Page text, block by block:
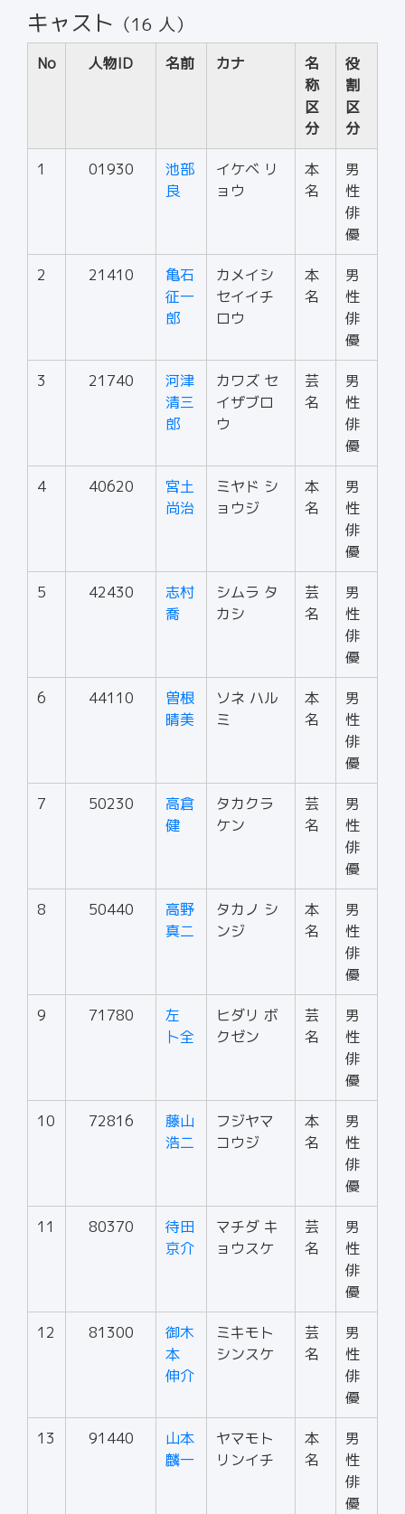
キャスト （16 人）
No 人物ID 名前 カナ
名
称
区
分
役
割
区
分
1 01930
池部
良
イケベ リ
ョウ
本
名
男
性
俳
優
2 21410
亀石
征一
郎
カメイシ
セイイチ
ロウ
本
名
男
性
俳
優
3 21740
河津
清三
郎
カワズ セ
イザブロ
ウ
芸
名
男
性
俳
優
4 40620
宮土
尚治
ミヤド シ
ョウジ
本
名
男
性
俳
優
5 42430
志村
喬
シムラ タ
カシ
芸
名
男
性
俳
優
6 44110
曽根
晴美
ソネ ハル
ミ
本
名
男
性
俳
優
7 50230
高倉
健
タカクラ
ケン
芸
名
男
性
俳
優
8 50440
高野
真二
タカノ シ
ンジ
本
名
男
性
俳
優
9 71780
左
卜全
ヒダリ ボ
クゼン
芸
名
男
性
俳
優
10 72816
藤山
浩二
フジヤマ
コウジ
本
名
男
性
俳
優
11 80370
待田
京介
マチダ キ
ョウスケ
芸
名
男
性
俳
優
12 81300
御木
本
伸介
ミキモト
シンスケ
芸
名
男
性
俳
優
13 91440
山本
麟一
ヤマモト
リンイチ
本
名
男
性
俳
優